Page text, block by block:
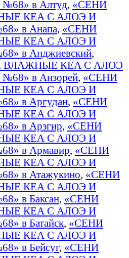
в Алтуд, «СЕНИ
КЕА С АЛОЭ И
в Анапа, «СЕНИ
КЕА С АЛОЭ И
в Анджиевский,
ВЛАЖНЫЕ КЕА С АЛОЭ
в Анзорей, «СЕНИ
КЕА С АЛОЭ И
в Аргудан, «СЕНИ
КЕА С АЛОЭ И
в Арзгир, «СЕНИ
КЕА С АЛОЭ И
в Армавир, «СЕНИ
КЕА С АЛОЭ И
в Атажукино, «СЕНИ
КЕА С АЛОЭ И
в Баксан, «СЕНИ
КЕА С АЛОЭ И
в Батайск, «СЕНИ
КЕА С АЛОЭ И
в Бейсуг, «СЕНИ